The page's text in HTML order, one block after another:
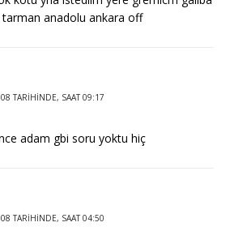
anadolu ankara off
TARIHINDE, SAAT 09:17
adam gbi soru yoktu hiç
TARIHINDE, SAAT 04:50